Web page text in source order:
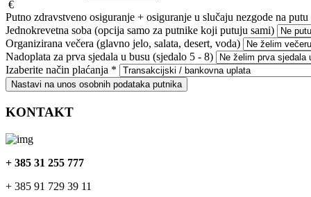
€
Putno zdravstveno osiguranje + osiguranje u slučaju nezgode na putu
Jednokrevetna soba (opcija samo za putnike koji putuju sami)
Organizirana večera (glavno jelo, salata, desert, voda)
Nadoplata za prva sjedala u busu (sjedalo 5 - 8)
Izaberite način plaćanja *
Nastavi na unos osobnih podataka putnika
KONTAKT
+ 385 31 255 777
+ 385 91 729 39 11